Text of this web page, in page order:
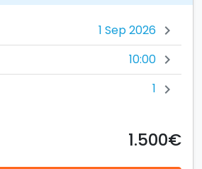
chevron_right
10:00 chevron_right
1 chevron_right
1.500€